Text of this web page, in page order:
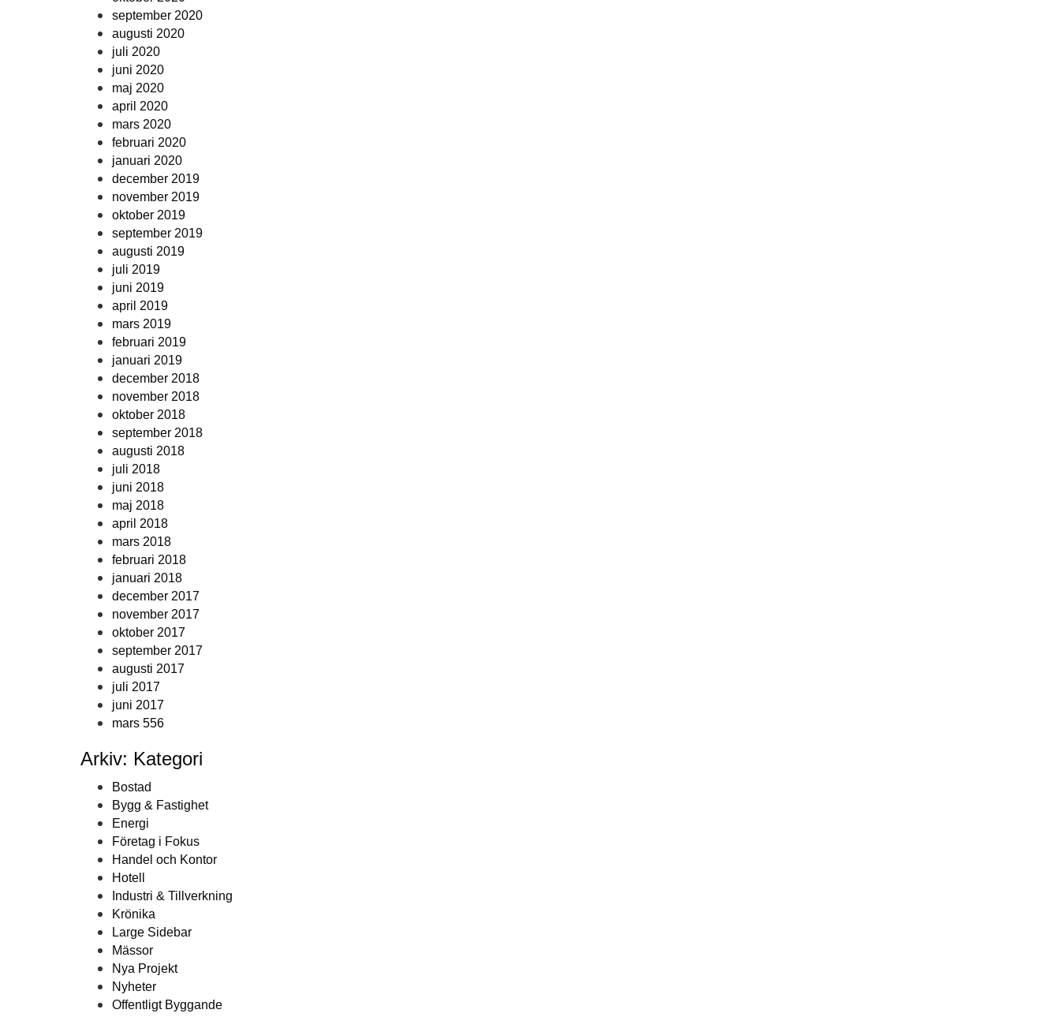
september 2020
augusti 2020
juli 2020
juni 2020
maj 2020
april 2020
mars 2020
februari 2020
januari 2020
december 2019
november 2019
oktober 2019
september 2019
augusti 2019
juli 2019
juni 2019
april 2019
mars 2019
februari 2019
januari 2019
december 2018
november 2018
oktober 2018
september 2018
augusti 2018
juli 2018
juni 2018
maj 2018
april 2018
mars 2018
februari 2018
januari 2018
december 2017
november 2017
oktober 2017
september 2017
augusti 2017
juli 2017
juni 2017
mars 556
Arkiv: Kategori
Bostad
Bygg & Fastighet
Energi
Företag i Fokus
Handel och Kontor
Hotell
Industri & Tillverkning
Krönika
Large Sidebar
Mässor
Nya Projekt
Nyheter
Offentligt Byggande